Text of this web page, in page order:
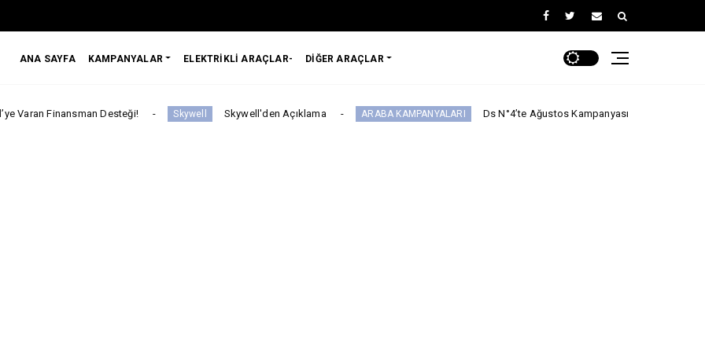
ANA SAYFA KAMPANYALAR ELEKTRİKLİ ARAÇLAR- DİĞER ARAÇLAR
Desteği! Skywell Skywell'den Açıklama ARABA KAMPANYALARI Ds N°4’te Ağustos Kampanyası 2.EL İkinci El Otomobilde